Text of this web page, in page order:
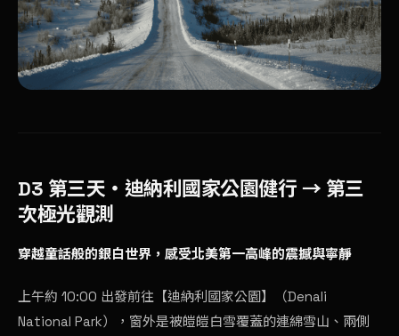
D3 第三天・ 迪納利國家公園健行 → 第三
次極光觀測
穿越童話般的銀白世界，感受北美第一高峰的震撼與寧靜
上午約 10:00 出發前往【迪納利國家公園】（Denali
National Park），窗外是被皚皚白雪覆蓋的連綿雪山、兩側